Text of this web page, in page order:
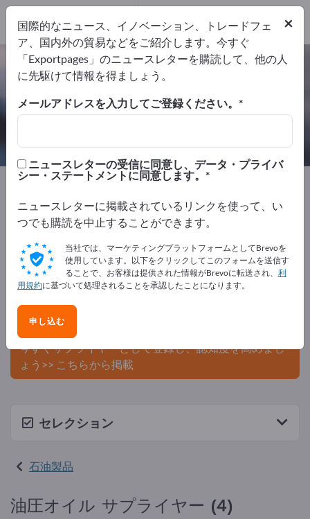
油圧オイル – メーカーとサプライヤ
ーを検索
輸出業者4
メーカー
Exportpages 化学製品および医薬品
油圧オイル
Exportpagesで無料で広告を掲載！
ニーズ – オファー – 中古品 – ビジネスコンタクト >> こ
こから始める
Exportpagesで貴社と製品を掲載し
ましょう。
今すぐサプライヤーとして登録し、認知度を高めまし
ょう>> こちらから掲載
セレクション
石油製品
油圧オイル サプライヤー (4)
×
国際的なニュース、イノベーション、トレードフェ
ア、国内外の貿易などをご紹介します。今すぐ
「Exportpages」のニュースレターを購読して、他の人
に先駆けて情報を得ましょう。
メールアドレスを入力してご登録ください。
ニュースレターの受信に同意し、データ・プライバ
シー・ステートメントに同意します。
ニュースレターに掲載されているリンクを使って、い
つでも購読を中止することができます。
当社では、マーケティングプラットフォームとしてBrevoを
使用しています。以下をクリックしてこのフォームを送信す
ることで、お客様は提供された情報がBrevoに転送され、 利
用規約に基づいて処理されることを承認したことになります。
申し込む